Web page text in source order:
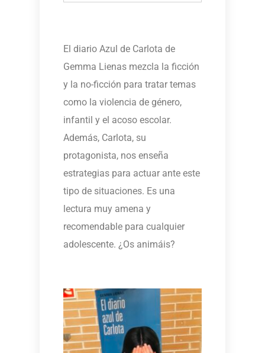
El diario Azul de Carlota de
Gemma Lienas mezcla la ficción
y la no-ficción para tratar temas
como la violencia de género,
infantil y el acoso escolar.
Además, Carlota, su
protagonista, nos enseña
estrategias para actuar ante este
tipo de situaciones. Es una
lectura muy amena y
recomendable para cualquier
adolescente. ¿Os animáis?